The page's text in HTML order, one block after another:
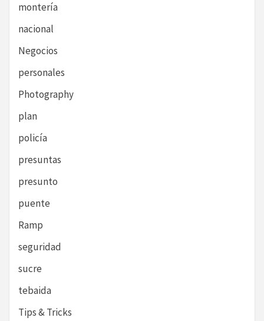
montería
nacional
Negocios
personales
Photography
plan
policía
presuntas
presunto
puente
Ramp
seguridad
sucre
tebaida
Tips & Tricks